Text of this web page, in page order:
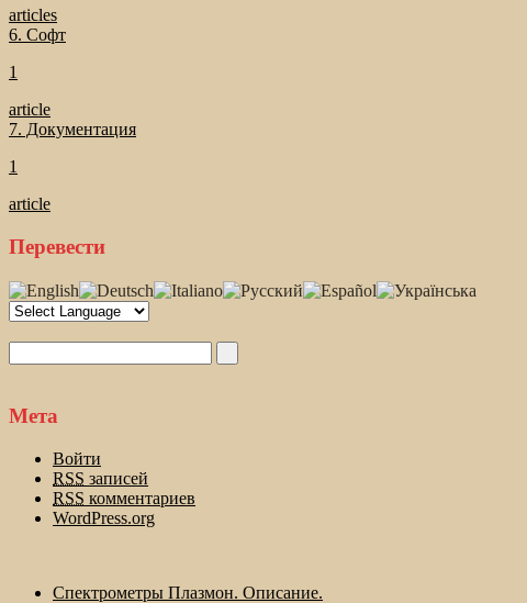
articles
6. Софт
1
article
7. Документация
1
article
Перевести
Мета
Войти
RSS записей
RSS комментариев
WordPress.org
Спектрометры Плазмон. Описание.